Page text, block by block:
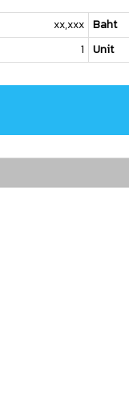
xx,xxx Baht
1 Unit